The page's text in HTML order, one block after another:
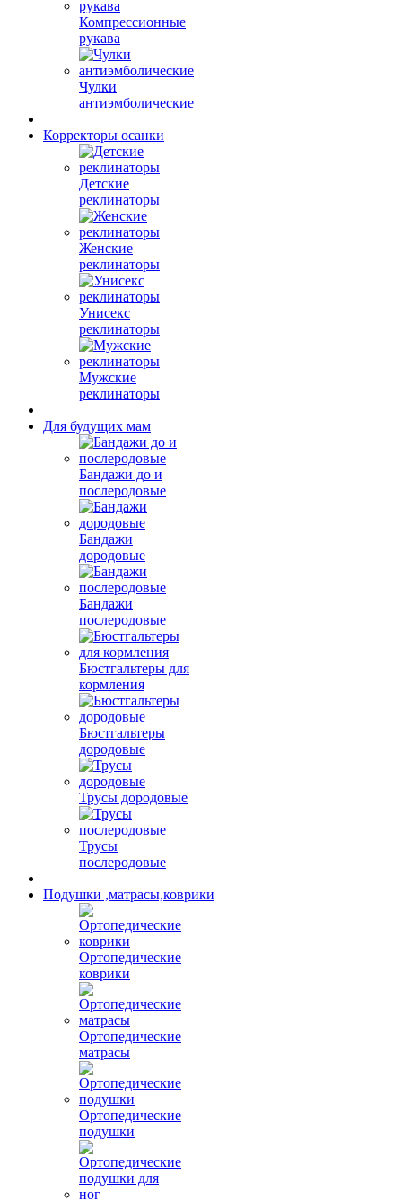
Компрессионные
рукава
Чулки
антиэмболические
Корректоры осанки
Детские
реклинаторы
Женские
реклинаторы
Унисекс
реклинаторы
Мужские
реклинаторы
Для будущих мам
Бандажи до и
послеродовые
Бандажи
дородовые
Бандажи
послеродовые
Бюстгальтеры для
кормления
Бюстгальтеры
дородовые
Трусы дородовые
Трусы
послеродовые
Подушки ,матрасы,коврики
Ортопедические
коврики
Ортопедические
матрасы
Ортопедические
подушки